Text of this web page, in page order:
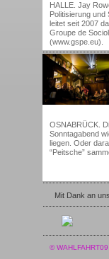
HALLE. Jay
Politisierung und
leitet seit 2007
Groupe de
(www.gspe.eu).
OSNABRÜCK.
Sonntagabend
liegen. Oder
“Peitsche”
Mit Dank an
© WAHLFAHRT09